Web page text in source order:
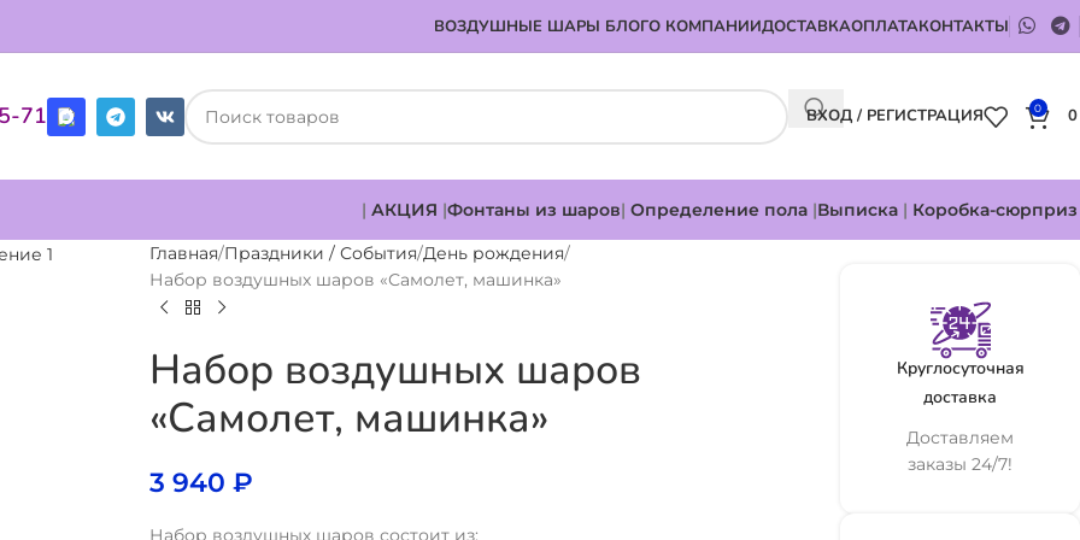
ВОЗДУШНЫЕ ШАРЫ БЛОГО КОМПАНИИДОСТАВКАОПЛАТАКОНТАКТЫ
71 ВХОД / РЕГИСТРАЦИЯ 0
| АКЦИЯ |Фонтаны из шаров| Определение пола |Выписка | Коробка-сюрприз
Главная Праздники / События День рождения
Набор воздушных шаров «Самолет, машинка»
Набор воздушных шаров
«Самолет, машинка»
3 940₽
Набор воздушных шаров состоит из:
Круглосуточная
доставка
Доставляем
заказы 24/7!